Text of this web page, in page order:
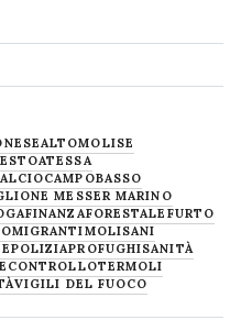
ALTOMOLISE
ATESSA
CAMPOBASSO
MESSER MARINO
FINANZAFORESTALE FURTO
MIGRANTIMOLISANI
POLIZIAPROFUGHISANITÀ
TERMOLI
VIGILI DEL FUOCO